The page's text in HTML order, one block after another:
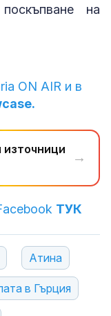
на
ON AIR и в
източници
→
ТУК
Атина
в Гърция